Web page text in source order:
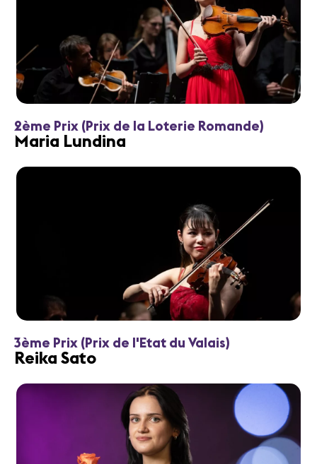
2ème Prix (Prix de la Loterie Romande)
Maria Lundina
3ème Prix (Prix de l'Etat du Valais)
Reika Sato